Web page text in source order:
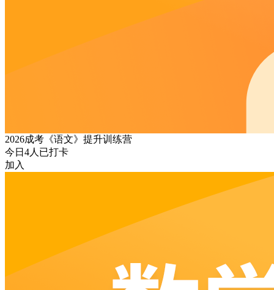
2026成考《语文》提升训练营
今日 4人已打卡
加入